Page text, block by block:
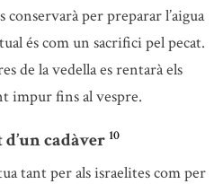
per preparar l’aigua
és com un sacrifici pel pecat.
de la vedella es rentarà els
impur fins al vespre.
cadàver 10
tant per als israelites com per